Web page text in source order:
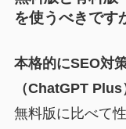
を使うべきです
本格的にSEO対
（ChatGPT Plus
無料版に比べて